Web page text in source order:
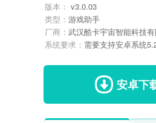
版本： v3.0.03
类型： 游戏助手
厂商： 武汉酷卡宇宙智能科技
系统要求： 需要支持安卓系统
安卓下